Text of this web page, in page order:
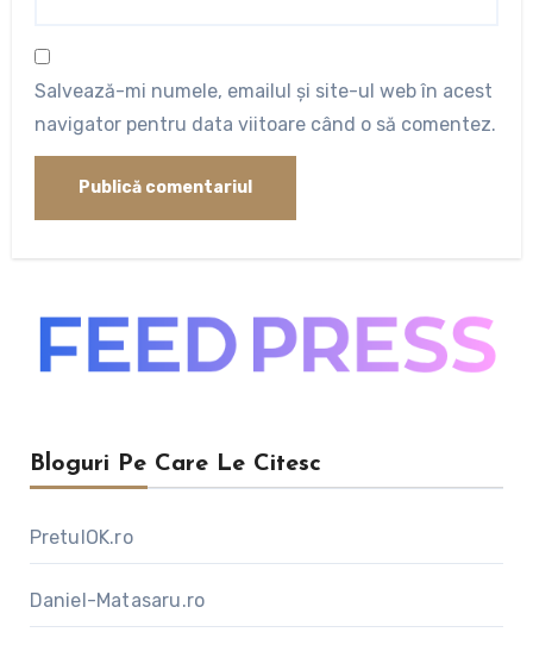
Salvează-mi numele, emailul și site-ul web în acest
navigator pentru data viitoare când o să comentez.
Bloguri Pe Care Le Citesc
PretulOK.ro
Daniel-Matasaru.ro